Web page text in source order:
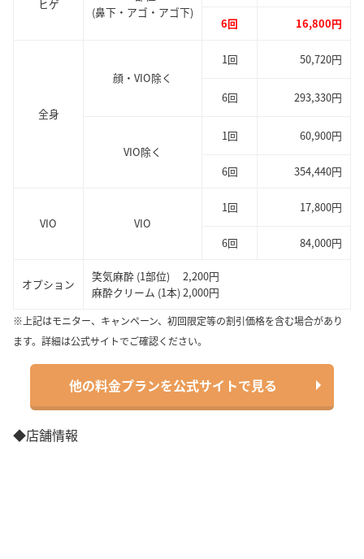
ヒゲ
(鼻下・アゴ・アゴ下)
6回 16,800円
全身
顔・VIO除く
1回 50,720円
6回 293,330円
VIO除く
1回 60,900円
6回 354,440円
VIO VIO
1回 17,800円
6回 84,000円
オプション
笑気麻酔 (1部位) 2,200円
麻酔クリーム (1本) 2,000円
※上記はモニター、キャンペーン、初回限定等の割引価格を含む場合があり
ます。詳細は公式サイトでご確認ください。
他の料金プランを公式サイトで見る
◆店舗情報